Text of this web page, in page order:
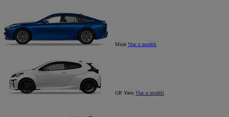
Mirai Viac o modeli
GR Yaris Viac o modeli